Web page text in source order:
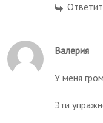
Валерия
У меня
Эти